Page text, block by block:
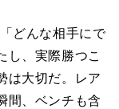
どんな相手にで
し、実際勝つこ
は大切だ。レア
間、ベンチも含